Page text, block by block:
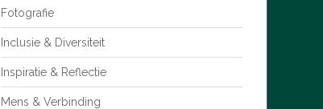
Fotografie
Inclusie & Diversiteit
Inspiratie & Reflectie
Mens & Verbinding